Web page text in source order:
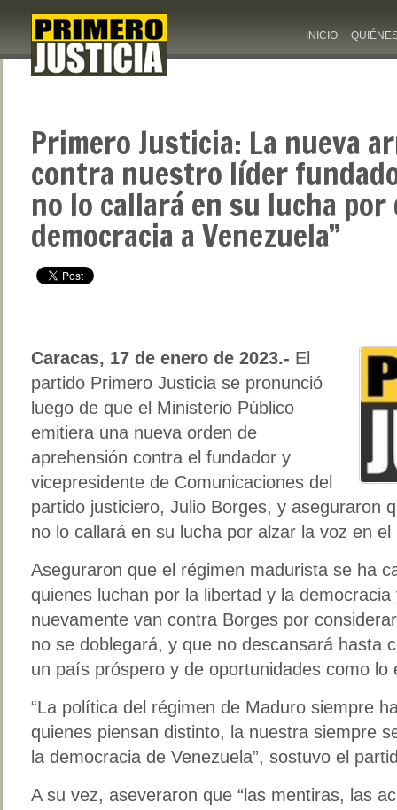
INICIO
Primero Justicia: La nueva
contra nuestro líder
no lo callará en su lucha
democracia a Venezuela”
Caracas, 17 de enero de 2023.- El
partido Primero Justicia se pronunció
luego de que el Ministerio Público
emitiera una nueva orden de
aprehensión contra el fundador y
vicepresidente de Comunicaciones del
partido justiciero, Julio Borges, y aseguraron
no lo callará en su lucha por alzar la voz en el
Aseguraron que el régimen madurista se ha
quienes luchan por la libertad y la
nuevamente van contra Borges por
no se doblegará, y que no descansará hasta
un país próspero y de oportunidades como lo
“La política del régimen de Maduro siempre
quienes piensan distinto, la nuestra siempre
la democracia de Venezuela”, sostuvo el
A su vez, aseveraron que “las mentiras, las